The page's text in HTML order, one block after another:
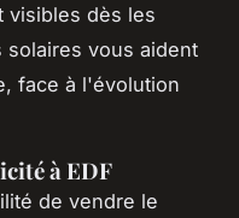
visibles dès les
solaires vous aident
face à l'évolution
à EDF
de vendre le